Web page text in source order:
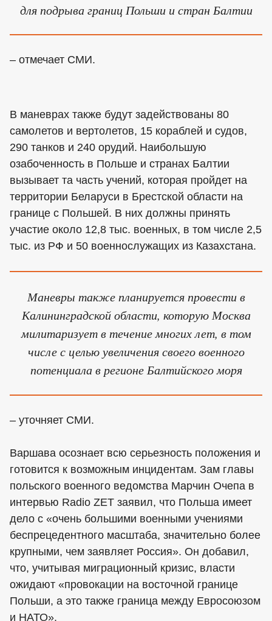
для подрыва границ Польши и стран Балтии
– отмечает СМИ.
В маневрах также будут задействованы 80
самолетов и вертолетов, 15 кораблей и судов,
290 танков и 240 орудий. Наибольшую
озабоченность в Польше и странах Балтии
вызывает та часть учений, которая пройдет на
территории Беларуси в Брестской области на
границе с Польшей. В них должны принять
участие около 12,8 тыс. военных, в том числе 2,5
тыс. из РФ и 50 военнослужащих из Казахстана.
Маневры также планируется провести в
Калининградской области, которую Москва
милитаризует в течение многих лет, в том
числе с целью увеличения своего военного
потенциала в регионе Балтийского моря
– уточняет СМИ.
Варшава осознает всю серьезность положения и
готовится к возможным инцидентам. Зам главы
польского военного ведомства Марчин Очепа в
интервью Radio ZET заявил, что Польша имеет
дело с «очень большими военными учениями
беспрецедентного масштаба, значительно более
крупными, чем заявляет Россия». Он добавил,
что, учитывая миграционный кризис, власти
ожидают «провокации на восточной границе
Польши, а это также граница между Евросоюзом
и НАТО».